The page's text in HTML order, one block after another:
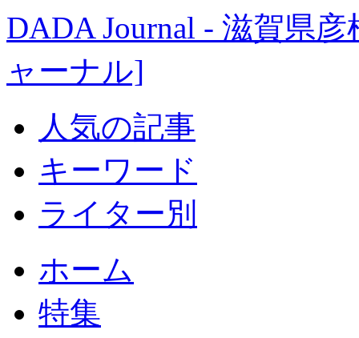
DADA Journal - 滋賀県
ャーナル]
人気の記事
キーワード
ライター別
ホーム
特集